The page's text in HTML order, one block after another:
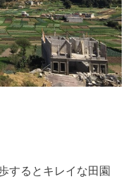
するとキレイな田園